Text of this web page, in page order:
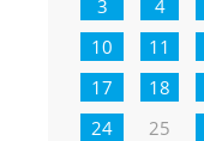
3
4
10
11
17
18
24
25